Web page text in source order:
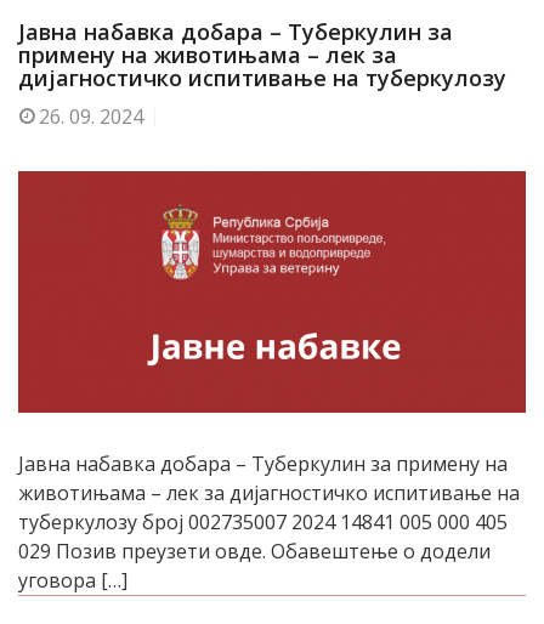
Jавна набавка добара – Туберкулин за
примену на животињама – лек за
дијагностичко испитивање на туберкулозу
26. 09. 2024
Jавна набавка добара – Туберкулин за примену на
животињама – лек за дијагностичко испитивање на
туберкулозу број 002735007 2024 14841 005 000 405
029 Позив преузети овде. Обавештење о додели
уговора […]